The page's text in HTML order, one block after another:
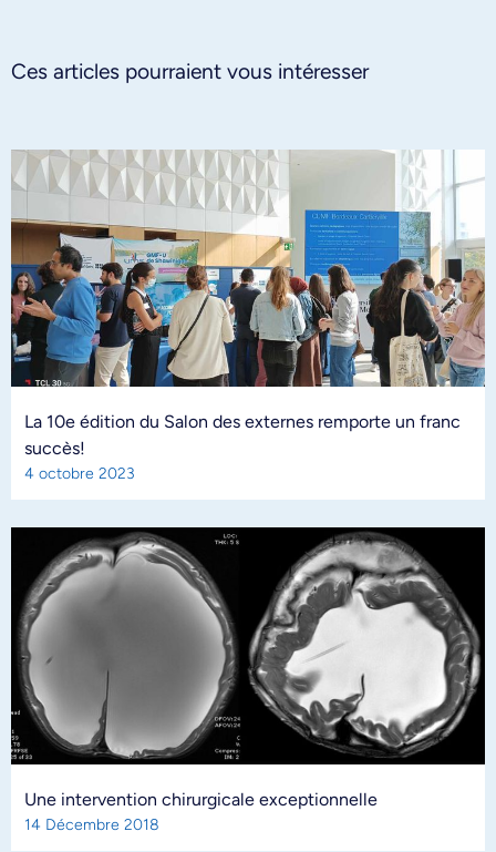
Ces articles pourraient vous intéresser
La 10e édition du Salon des externes remporte un franc
succès!
4 octobre 2023
Une intervention chirurgicale exceptionnelle
14 Décembre 2018